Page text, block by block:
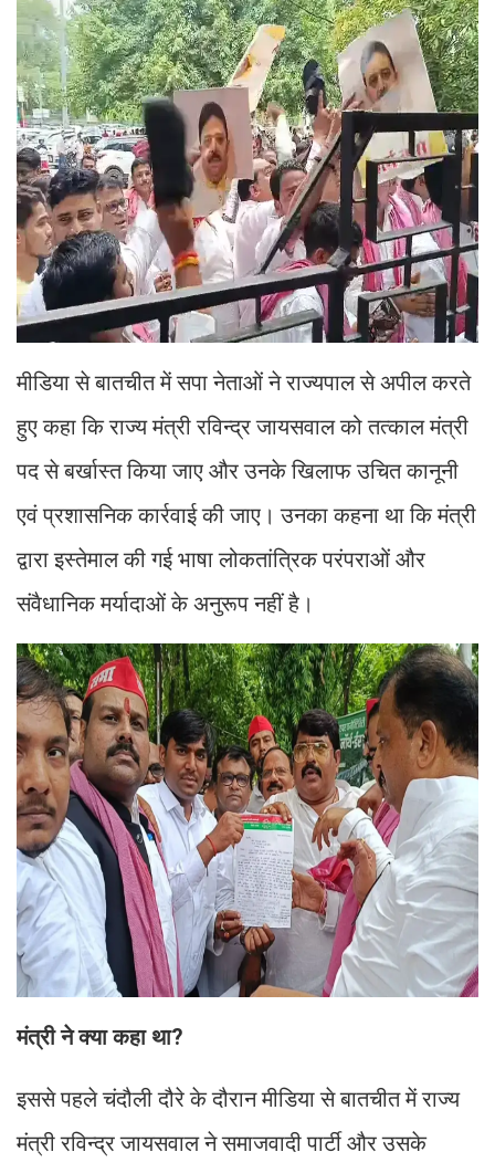
मीडिया से बातचीत में सपा नेताओं ने राज्यपाल से अपील करते
हुए कहा कि राज्य मंत्री रविन्द्र जायसवाल को तत्काल मंत्री
पद से बर्खास्त किया जाए और उनके खिलाफ उचित कानूनी
एवं प्रशासनिक कार्रवाई की जाए। उनका कहना था कि मंत्री
द्वारा इस्तेमाल की गई भाषा लोकतांत्रिक परंपराओं और
संवैधानिक मर्यादाओं के अनुरूप नहीं है।
मंत्री ने क्या कहा था?
इससे पहले चंदौली दौरे के दौरान मीडिया से बातचीत में राज्य
मंत्री रविन्द्र जायसवाल ने समाजवादी पार्टी और उसके